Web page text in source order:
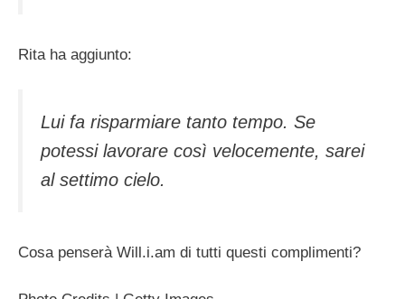
Rita ha aggiunto:
Lui fa risparmiare tanto tempo. Se
potessi lavorare così velocemente, sarei
al settimo cielo.
Cosa penserà Will.i.am di tutti questi complimenti?